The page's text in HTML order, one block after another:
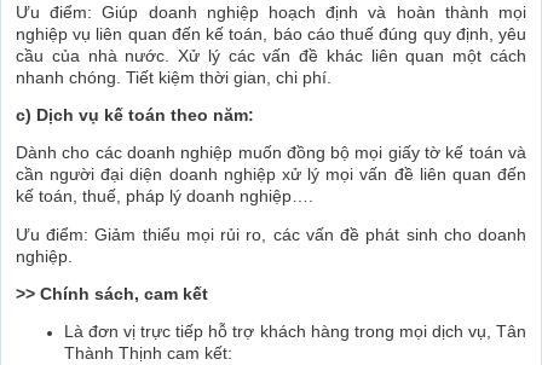
Ưu điểm: Giúp doanh nghiệp hoạch định và hoàn thành mọi
nghiệp vụ liên quan đến kế toán, báo cáo thuế đúng quy định, yêu
cầu của nhà nước. Xử lý các vấn đề khác liên quan một cách
nhanh chóng. Tiết kiệm thời gian, chi phí.
c) Dịch vụ kế toán theo năm:
Dành cho các doanh nghiệp muốn đồng bộ mọi giấy tờ kế toán và
cần người đại diện doanh nghiệp xử lý mọi vấn đề liên quan đến
kế toán, thuế, pháp lý doanh nghiệp….
Ưu điểm: Giảm thiểu mọi rủi ro, các vấn đề phát sinh cho doanh
nghiệp.
>> Chính sách, cam kết
Là đơn vị trực tiếp hỗ trợ khách hàng trong mọi dịch vụ, Tân
Thành Thịnh cam kết: